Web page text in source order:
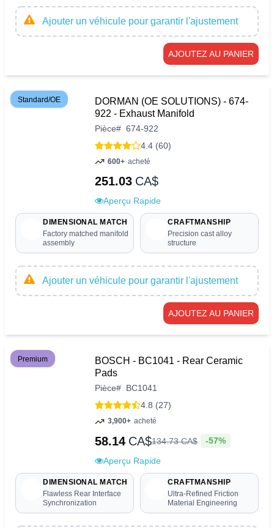
Ajouter un véhicule pour garantir l'ajustement
AJOUTEZ AU PANIER
Standard/OE
DORMAN (OE SOLUTIONS) - 674-
922 - Exhaust Manifold
Pièce# 674-922
4.4 (60)
600+ acheté
251.03 CA$
Aperçu Rapide
DIMENSIONAL MATCH
Factory matched manifold
assembly
CRAFTMANSHIP
Precision cast alloy
structure
Ajouter un véhicule pour garantir l'ajustement
AJOUTEZ AU PANIER
Premium
BOSCH - BC1041 - Rear Ceramic
Pads
Pièce# BC1041
4.8 (27)
3,900+ acheté
58.14 CA$134.73CA$ -57%
Aperçu Rapide
DIMENSIONAL MATCH
Flawless Rear Interface
Synchronization
CRAFTMANSHIP
Ultra-Refined Friction
Material Engineering